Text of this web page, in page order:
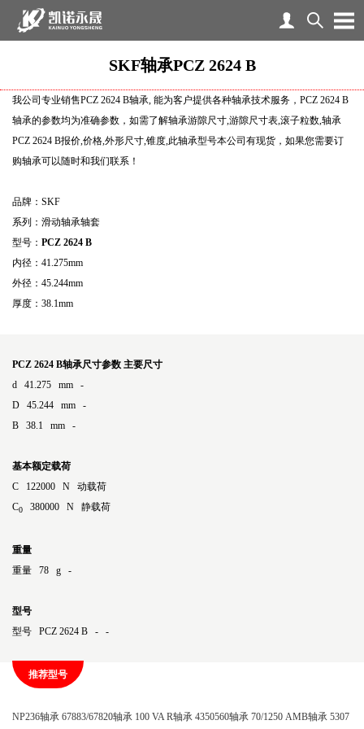
SKF轴承PCZ 2624 B
我公司专业销售PCZ 2624 B轴承, 能为客户提供各种轴承技术服务，PCZ 2624 B
轴承的参数均为准确参数，如需了解轴承游隙尺寸,游隙尺寸表,滚子粒数,轴承
PCZ 2624 B报价,价格,外形尺寸,锥度,此轴承型号本公司有现货，如果您需要订
购轴承可以随时和我们联系！
品牌：SKF
系列：滑动轴承轴套
型号： PCZ 2624 B
内径：41.275mm
外径：45.244mm
厚度：38.1mm
PCZ 2624 B轴承尺寸参数 主要尺寸
d 41.275 mm -
D 45.244 mm -
B 38.1 mm -
基本额定载荷
C 122000 N 动载荷
C0 380000 N 静载荷
重量
重量 78 g -
型号
型号 PCZ 2624 B - -
推荐型号
NP236轴承 67883/67820轴承 100 VA R轴承 4350560轴承 70/1250 AMB轴承 5307